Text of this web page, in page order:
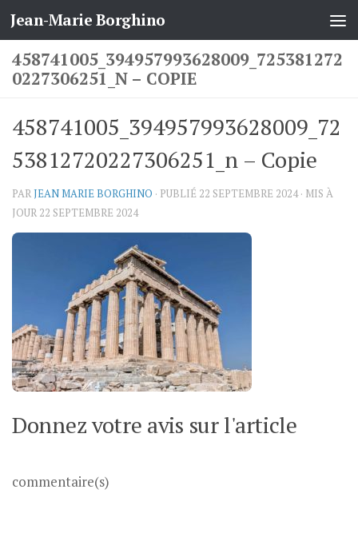
Skip to content
Jean-Marie Borghino
458741005_394957993628009_725381272
0227306251_N – COPIE
458741005_394957993628009_72
53812720227306251_n – Copie
PARJEAN MARIE BORGHINO · PUBLIÉ 22 SEPTEMBRE 2024· MIS À
JOUR 22 SEPTEMBRE 2024
Donnez votre avis sur l'article
commentaire(s)